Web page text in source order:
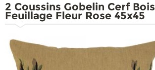
2 Coussins Gobelin Cerf Bois
Feuillage Fleur Rose 45x45